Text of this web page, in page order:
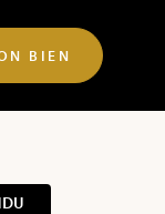
BIEN